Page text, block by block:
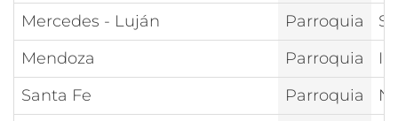
Mercedes - Luján
Parroquia
Mendoza
Parroquia
Santa Fe
Parroquia